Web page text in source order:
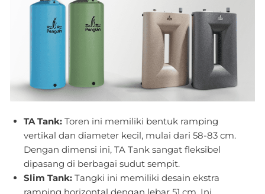
TA Tank: Toren ini memiliki bentuk ramping
vertikal dan diameter kecil, mulai dari 58-83 cm.
Dengan dimensi ini, TA Tank sangat fleksibel
dipasang di berbagai sudut sempit.
Slim Tank:Tangki ini memiliki desain ekstra